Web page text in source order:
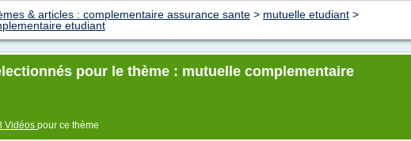
& articles : complementaire assurance sante > mutuelle etudiant >
etudiant
pour le thème : mutuelle complementaire
Vidéos pour ce thème